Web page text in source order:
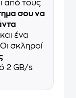
από τους
σου να
ένα
σκληροί
2 GB/s